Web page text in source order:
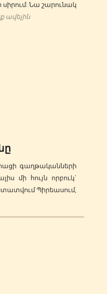
Նա շարունակ
ավելին
գաղթականների
մի հույն որբուկ`
Պիրեասում,